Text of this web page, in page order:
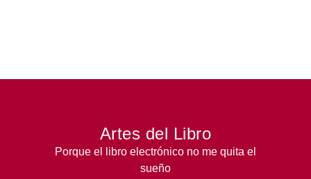
Artes del Libro
Porque el libro electrónico no me quita el
sueño